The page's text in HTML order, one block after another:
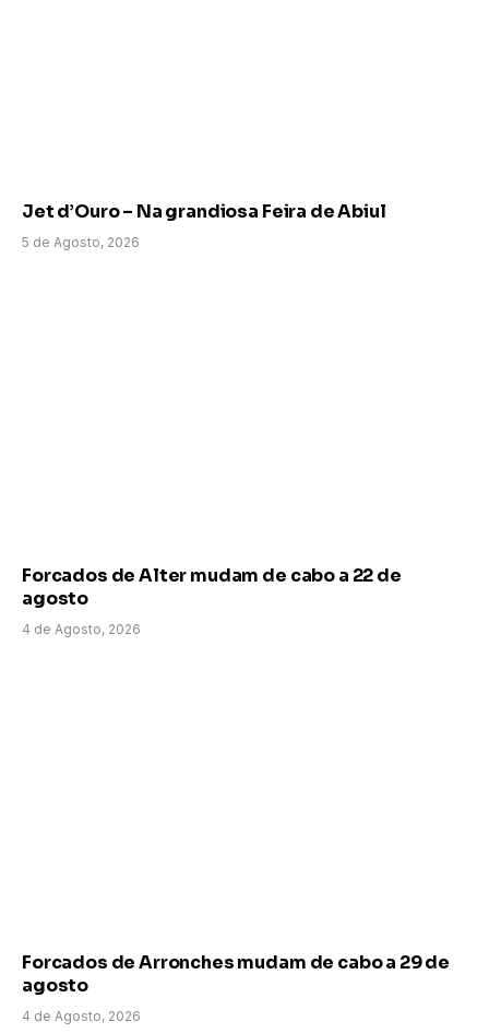
Jet d’Ouro – Na grandiosa Feira de Abiul
5 de Agosto, 2026
Forcados de Alter mudam de cabo a 22 de
agosto
4 de Agosto, 2026
Forcados de Arronches mudam de cabo a 29 de
agosto
4 de Agosto, 2026